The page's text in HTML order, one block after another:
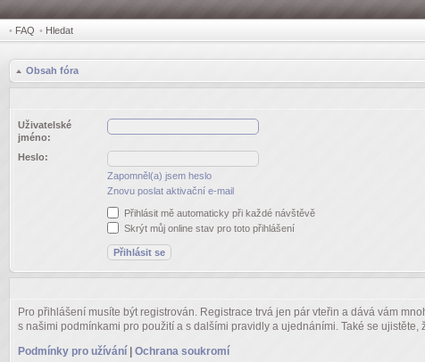
• FAQ • Hledat
Obsah fóra
Uživatelské
jméno:
Heslo:
Zapomněl(a) jsem heslo
Znovu poslat aktivační e-mail
Přihlásit mě automaticky při každé návštěvě
Skrýt můj online stav pro toto přihlášení
Pro přihlášení musíte být registrován. Registrace trvá jen pár vteřin a dává vám
s našimi podmínkami pro použití a s dalšími pravidly a ujednáními. Také se
Podmínky pro užívání
Ochrana soukromí